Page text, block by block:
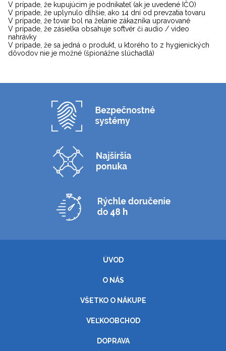
V prípade, že kupujúcim je podnikateľ (ak je uvedené IČO)
V prípade, že uplynulo dlhšie, ako 14 dní od prevzatia tovaru
V prípade, že tovar bol na želanie zákazníka upravované
V prípade, že zásielka obsahuje softvér či audio / video
nahrávky
V prípade, že sa jedná o produkt, u ktorého to z hygienických
dôvodov nie je možné (špionážne slúchadlá)
ÚVOD
O NÁS
VŠETKO O NÁKUPE
VEĽKOOBCHOD
DOPRAVA